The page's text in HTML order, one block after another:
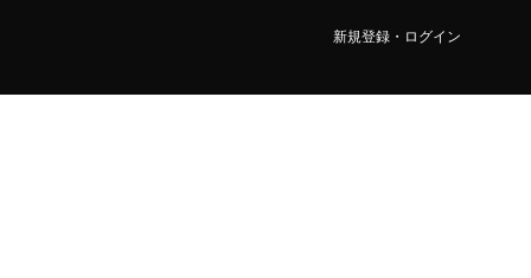
新規登録・ログイン